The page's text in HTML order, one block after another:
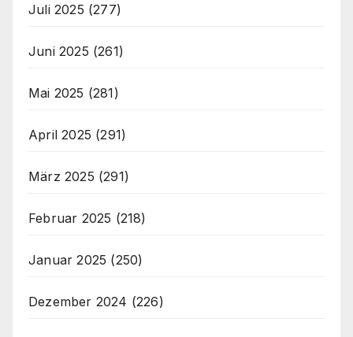
Juli 2025 (277)
Juni 2025 (261)
Mai 2025 (281)
April 2025 (291)
März 2025 (291)
Februar 2025 (218)
Januar 2025 (250)
Dezember 2024 (226)